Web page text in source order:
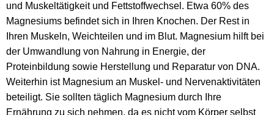
und Muskeltätigkeit und Fettstoffwechsel. Etwa 60% des
Magnesiums befindet sich in Ihren Knochen. Der Rest in
Ihren Muskeln, Weichteilen und im Blut. Magnesium hilft bei
der Umwandlung von Nahrung in Energie, der
Proteinbildung sowie Herstellung und Reparatur von DNA.
Weiterhin ist Magnesium an Muskel- und Nervenaktivitäten
beteiligt. Sie sollten täglich Magnesium durch Ihre
Ernährung zu sich nehmen, da es nicht vom Körper selbst